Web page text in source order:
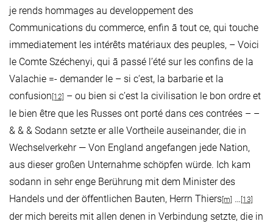
je rends hommages au developpement des
Communications du commerce, enfin ā tout ce, qui touche
immediatement les intérêts matériaux des peuples, – Voici
le Comte Széchenyi, qui ā passé l’été sur les confins de la
Valachie =- demander le – si c‘est, la barbarie et la
confusion [12] – ou bien si c’est la civilisation le bon ordre et
le bien être que les Russes ont porté dans ces contrées – –
& & & Sodann setzte er alle Vortheile auseinander, die in
Wechselverkehr — Von England angefangen jede Nation,
aus dieser großen Unternahme schöpfen würde. Ich kam
sodann in sehr enge Berührung mit dem Minister des
Handels und der öffentlichen Bauten, Herrn Thiers [m] … [13]
der mich bereits mit allen denen in Verbindung setzte, die in